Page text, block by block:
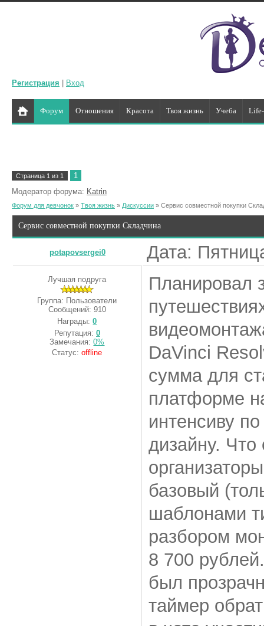
Регистрация Вход
Форум Отношения Красота Твоя жизнь Учеба
Страница 1 из 1
1
Модератор форума: Katrin
Форум для девчонок » Твоя жизнь » Дискуссии » Сервис совместной покупки
Сервис совместной покупки Складчина
potapovsergei0 Дата:
Лучшая подруга
Группа: Пользователи
Сообщений: 910
Награды:0
Репутация: 0
Замечания:0%
Статус:offline
Планировал
DaVinci
сумма для
платформе
интенсиву
дизайну.
базовый
шаблонами
разбором
8 700
был
таймер